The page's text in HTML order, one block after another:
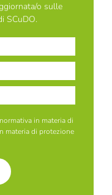
o sulle
SCuDO.
in materia di
materia di protezione